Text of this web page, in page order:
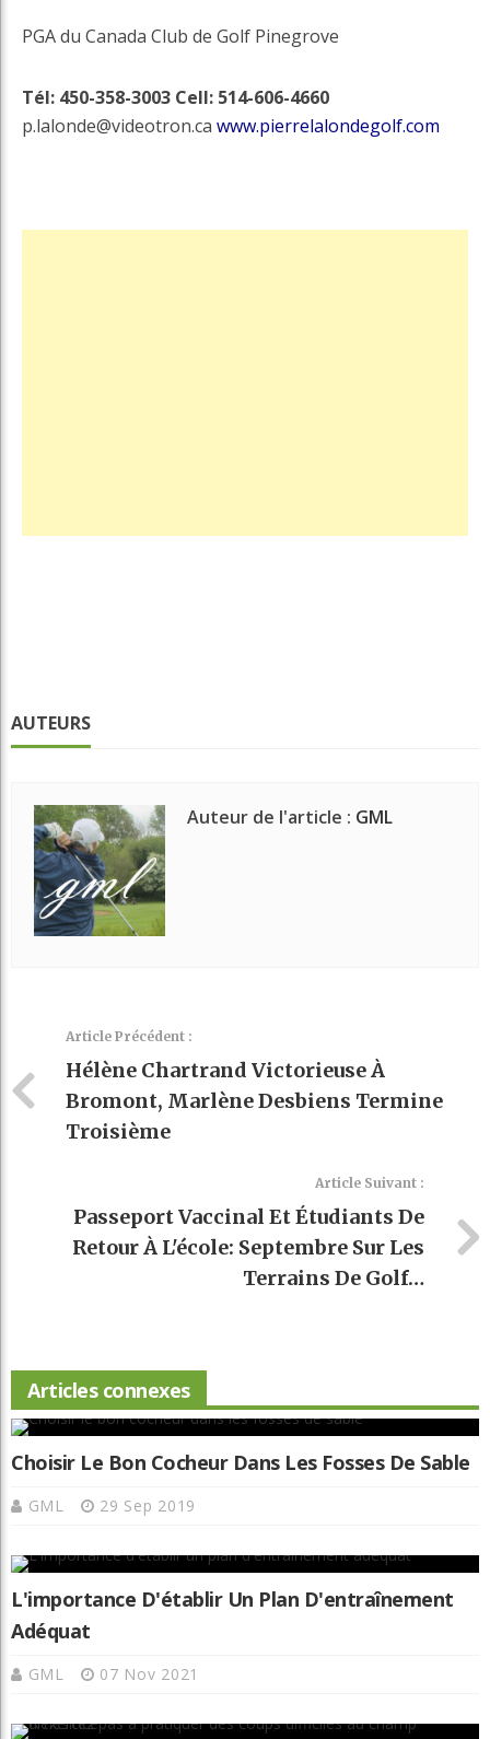
PGA du Canada Club de Golf Pinegrove
Tél: 450-358-3003 Cell: 514-606-4660
p.lalonde@videotron.ca www.pierrelalondegolf.com
AUTEURS
Auteur de l'article : GML
Article Précédent :
Hélène Chartrand Victorieuse À
Bromont, Marlène Desbiens Termine
Troisième
Article Suivant :
Passeport Vaccinal Et Étudiants De
Retour À L'école: Septembre Sur Les
Terrains De Golf…
Articles connexes
Choisir Le Bon Cocheur Dans Les Fosses De Sable
GML 29 Sep 2019
L'importance D'établir Un Plan D'entraînement
Adéquat
GML 07 Nov 2021